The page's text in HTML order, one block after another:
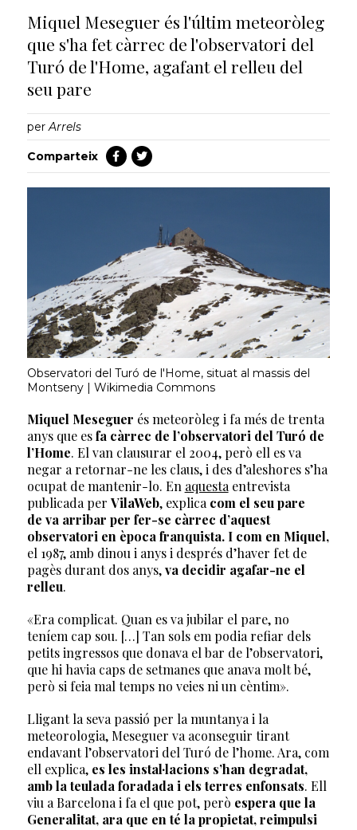
Miquel Meseguer és l'últim meteoròleg
que s'ha fet càrrec de l'observatori del
Turó de l'Home, agafant el relleu del
seu pare
perArrels
Comparteix
Observatori del Turó de l'Home, situat al massis del
Montseny | Wikimedia Commons
Miquel Meseguer és meteoròleg i fa més de trenta
anys que esfa càrrec de l’observatori del Turó de
l’Home. El van clausurar el 2004, però ell es va
negar a retornar-ne les claus, i des d’aleshores s’ha
ocupat de mantenir-lo. En aquesta entrevista
publicada per VilaWeb, explica com el seu pare
de va arribar per fer-se càrrec d’aquest
observatori en època franquista. I com en Miquel,
el 1987, amb dinou i anys i després d’haver fet de
pagès durant dos anys,va decidir agafar-ne el
relleu.
«Era complicat. Quan es va jubilar el pare, no
teníem cap sou. […] Tan sols em podia refiar dels
petits ingressos que donava el bar de l’observatori,
que hi havia caps de setmanes que anava molt bé,
però si feia mal temps no veies ni un cèntim».
Lligant la seva passió per la muntanya i la
meteorologia, Meseguer va aconseguir tirant
endavant l’observatori del Turó de l’home. Ara, com
ell explica, es les instal·lacions s’han degradat,
amb la teulada foradada i els terres enfonsats. Ell
viu a Barcelona i fa el que pot, però espera que la
Generalitat, ara que en té la propietat, reimpulsi